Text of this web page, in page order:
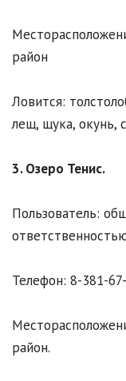
район
Ловится:
лещ, щука, окунь,
3. Озеро Тенис.
Пользователь:
Телефон: 8-381-
район.